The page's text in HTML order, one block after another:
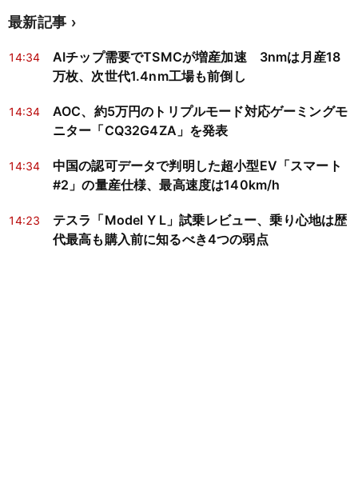
最新記事
14:34
AIチップ需要でTSMCが増産加速 3nmは月産18
万枚、次世代1.4nm工場も前倒し
14:34
AOC、約5万円のトリプルモード対応ゲーミングモ
ニター「CQ32G4ZA」を発表
14:34
中国の認可データで判明した超小型EV「スマート
#2」の量産仕様、最高速度は140km/h
14:23
テスラ「Model Y L」試乗レビュー、乗り心地は歴
代最高も購入前に知るべき4つの弱点